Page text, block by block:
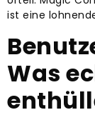
ist eine
Was